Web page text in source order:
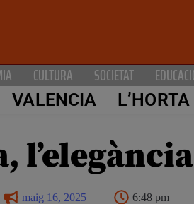
CULTURA SOCIETAT
VALENCIA L’HORTA
maig 16, 2025 6:48 pm